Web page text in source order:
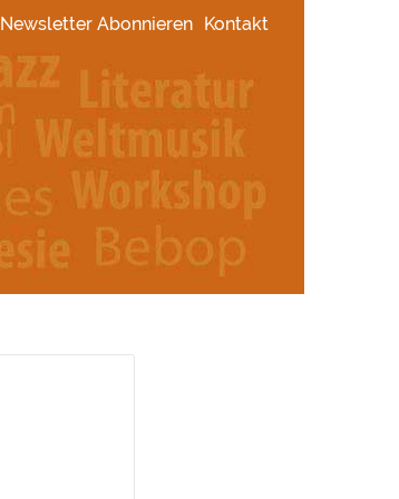
Newsletter Abonnieren Kontakt